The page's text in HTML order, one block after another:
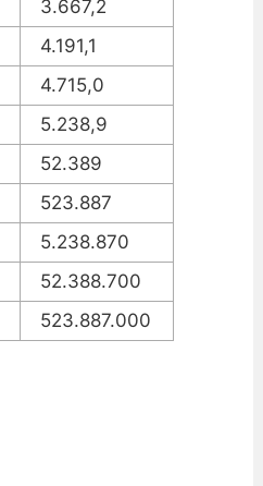
3.667,2
4.191,1
4.715,0
5.238,9
52.389
523.887
5.238.870
52.388.700
523.887.000